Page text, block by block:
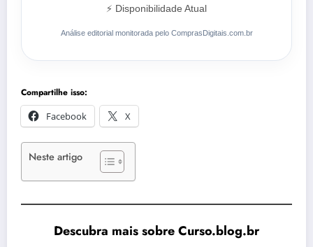
⚡ Disponibilidade Atual
Análise editorial monitorada pelo ComprasDigitais.com.br
Compartilhe isso:
Facebook
X
Neste artigo
Descubra mais sobre Curso.blog.br